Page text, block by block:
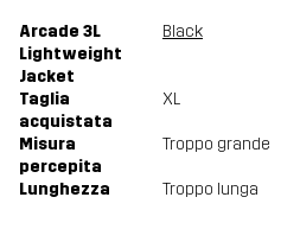
Arcade 3L
Lightweight
Jacket
Black
Taglia
acquistata
XL
Misura
percepita
Troppo grande
Lunghezza Troppo lunga